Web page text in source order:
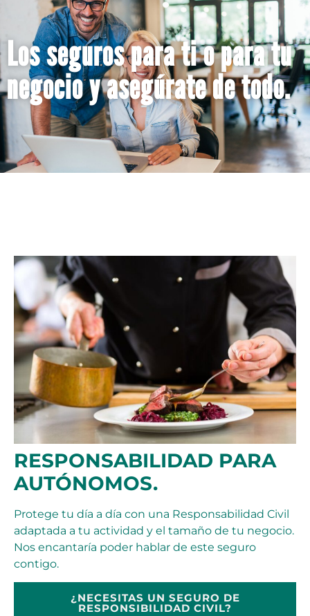
Los seguros para ti o para tu
negocio y asegúrate de todo.
RESPONSABILIDAD PARA
AUTÓNOMOS.
Protege tu día a día con una Responsabilidad Civil
adaptada a tu actividad y el tamaño de tu negocio.
Nos encantaría poder hablar de este seguro
contigo.
¿NECESITAS UN SEGURO DE
RESPONSIBILIDAD CIVIL?